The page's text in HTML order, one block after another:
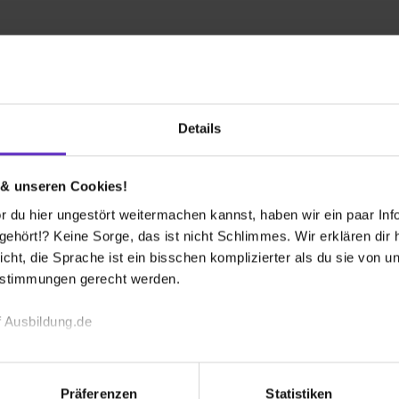
Details
unseren Cookies!
du hier ungestört weitermachen kannst, haben wir ein paar
Keine Sorge, das ist nicht Schlimmes. Wir erklären dir
die Sprache ist ein bisschen komplizierter als du sie von
gerecht werden.
Funktion unserer Webseite („Notwendig“), um von
zu speichern ( „Präferenzen“), die Zugriffe auf unsere
Präferenzen Statistiken
Welche
Bis wann
UniByte GmbH
bewerben.